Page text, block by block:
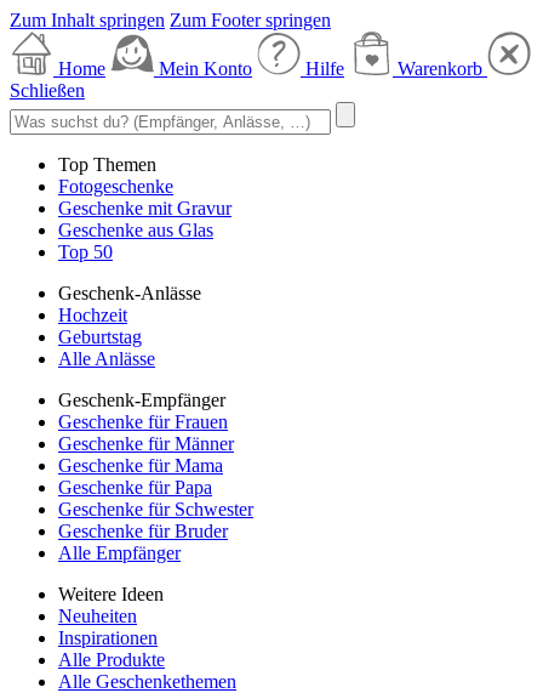
Zum Inhalt springen Zum Footer springen
Home Mein Konto Hilfe
Warenkorb
Schließen
Top Themen
Fotogeschenke
Geschenke mit Gravur
Geschenke aus Glas
Top 50
Geschenk-Anlässe
Hochzeit
Geburtstag
Alle Anlässe
Geschenk-Empfänger
Geschenke für Frauen
Geschenke für Männer
Geschenke für Mama
Geschenke für Papa
Geschenke für Schwester
Geschenke für Bruder
Alle Empfänger
Weitere Ideen
Neuheiten
Inspirationen
Alle Produkte
Alle Geschenkethemen